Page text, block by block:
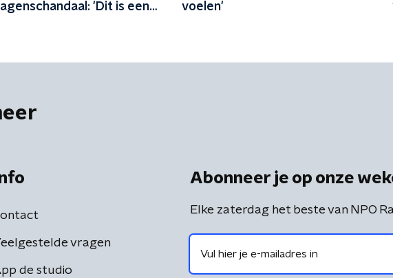
'Dit is een
voelen'
vragen
de studio
Abonneer je op onze
Elke zaterdag het beste van NPO